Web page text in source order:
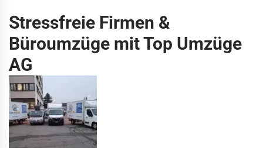
Stressfreie Firmen &
Büroumzüge mit Top Umzüge
AG